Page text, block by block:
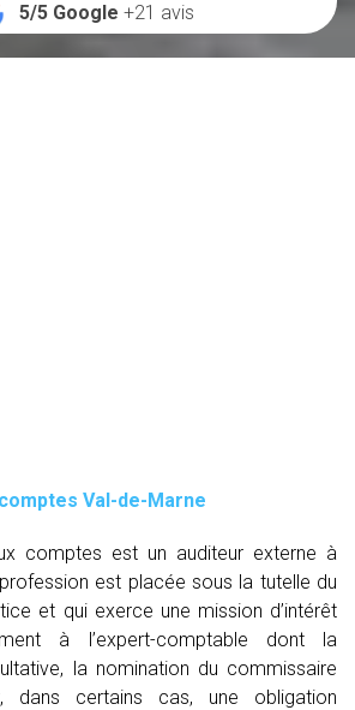
5/5 Google +21 avis
Val-de-Marne
comptes est un auditeur externe à
est placée sous la tutelle du
et qui exerce une mission d’intérêt
à l’expert-comptable dont la
la nomination du commissaire
dans certains cas, une obligation